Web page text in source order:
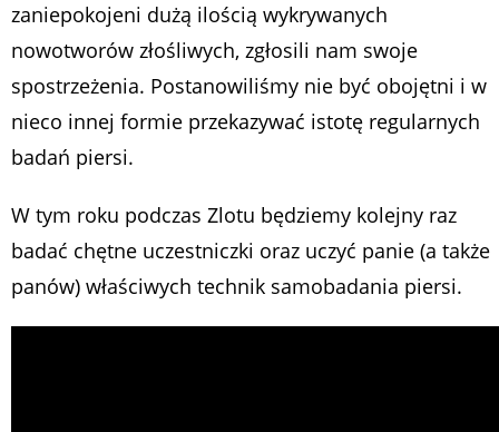
zaniepokojeni dużą ilością wykrywanych
nowotworów złośliwych, zgłosili nam swoje
spostrzeżenia. Postanowiliśmy nie być obojętni i w
nieco innej formie przekazywać istotę regularnych
badań piersi.
W tym roku podczas Zlotu będziemy kolejny raz
badać chętne uczestniczki oraz uczyć panie (a także
panów) właściwych technik samobadania piersi.